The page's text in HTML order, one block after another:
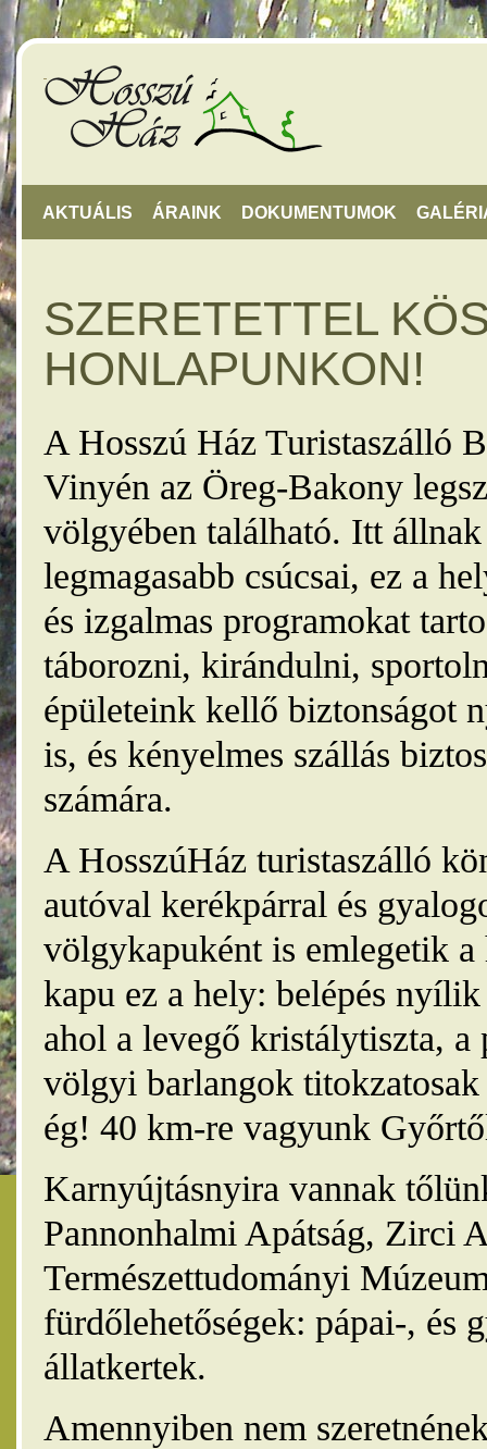
AKTUÁLIS ÁRAINK DOKUMENTUMOK
SZERETETTEL
HONLAPUNKON!
A Hosszú Ház Turistaszálló
Vinyén az Öreg-Bakony
völgyében található. Itt
legmagasabb csúcsai, ez a
és izgalmas programokat
táborozni, kirándulni,
épületeink kellő biztonságot
is, és kényelmes szállás
számára.
A HosszúHáz turistaszálló
autóval kerékpárral és
völgykapuként is emlegetik
kapu ez a hely: belépés
ahol a levegő kristálytiszta, a
völgyi barlangok
ég! 40 km-re vagyunk
Karnyújtásnyira vannak
Pannonhalmi Apátság, Zirci
Természettudományi
fürdőlehetőségek: pápai-, és
állatkertek.
Amennyiben nem